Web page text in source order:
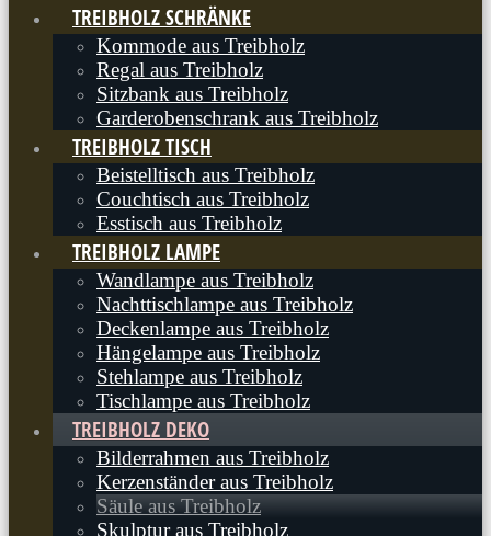
TREIBHOLZ SCHRÄNKE
Kommode aus Treibholz
Regal aus Treibholz
Sitzbank aus Treibholz
Garderobenschrank aus Treibholz
TREIBHOLZ TISCH
Beistelltisch aus Treibholz
Couchtisch aus Treibholz
Esstisch aus Treibholz
TREIBHOLZ LAMPE
Wandlampe aus Treibholz
Nachttischlampe aus Treibholz
Deckenlampe aus Treibholz
Hängelampe aus Treibholz
Stehlampe aus Treibholz
Tischlampe aus Treibholz
TREIBHOLZ DEKO
Bilderrahmen aus Treibholz
Kerzenständer aus Treibholz
Säule aus Treibholz
Skulptur aus Treibholz